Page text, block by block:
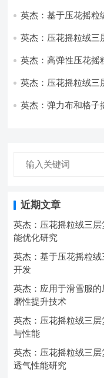
英杰：基于压花摇粒
英杰：压花摇粒绒三
英杰：高弹性压花摇
英杰：压花摇粒绒三
英杰：弹力布和格子
近期文章
英杰：压花摇粒绒三
能优化研究
英杰：基于压花摇粒
开发
英杰：应用于滑雪服
磨性提升技术
英杰：压花摇粒绒三
与性能
英杰：压花摇粒绒三
透气性能研究